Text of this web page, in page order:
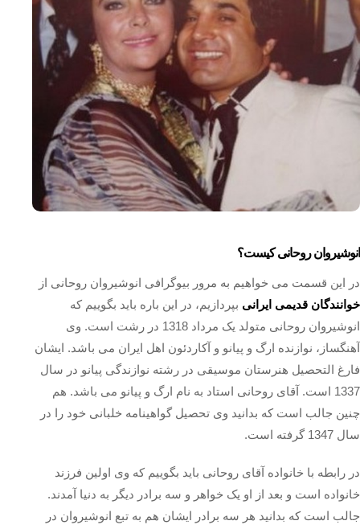
انوشیروان روحانی کیست؟
در این قسمت می خواهیم به مرور بیوگرافی انوشیروان روحانی از
خوانندگان قدیمی ایرانی بپردازیم، در این باره باید بگوییم که
انوشیروان روحانی متولد یک مرداد 1318 در رشت است. وی
آهنگساز، نوازنده ارگ و پیانو و آکاردئون اهل ایران می باشد. ایشان
فارغ التحصیل هنرستان موسیقی در رشته نوازندگی پیانو در سال
1337 است. آقای روحانی استاد به نام ارگ و پیانو می باشد. هم
چنین جالب است که بدانید وی تحصیل گواهینامه خلبانی خود را در
سال 1347 گرفته است.
در رابطه با خانواده آقای روحانی باید بگوییم که وی اولین فرزند
خانواده است و بعد از او یک خواهر و سه برادر دیگر به دنیا آمدند.
جالب است که بدانید هر سه برادر ایشان هم به تبع انوشیروان در